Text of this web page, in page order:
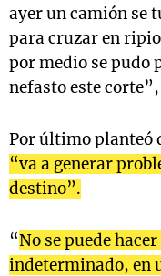
ayer un camión se
para cruzar en
por medio se pudo
nefasto este
Por último planteó
“va a generar
destino”.
“No se puede
indeterminado, en